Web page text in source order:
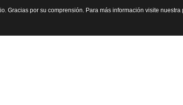
Gracias por su comprensión. Para más información visite nuestra